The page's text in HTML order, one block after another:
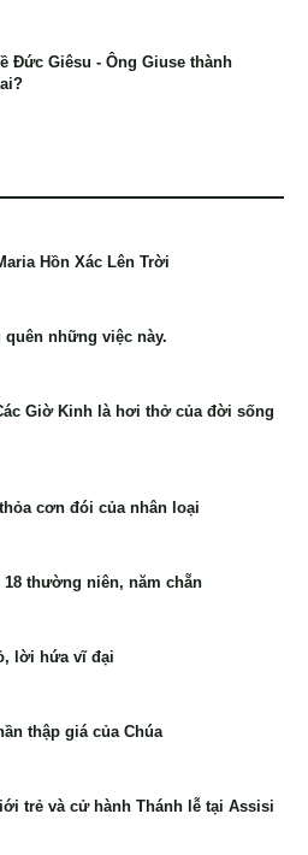
Đức Giêsu - Ông Giuse thành
Hồn Xác Lên Trời
những việc này.
Giờ Kinh là hơi thở của đời sống
cơn đói của nhân loại
thường niên, năm chẵn
lời hứa vĩ đại
thập giá của Chúa
trẻ và cử hành Thánh lễ tại Assisi